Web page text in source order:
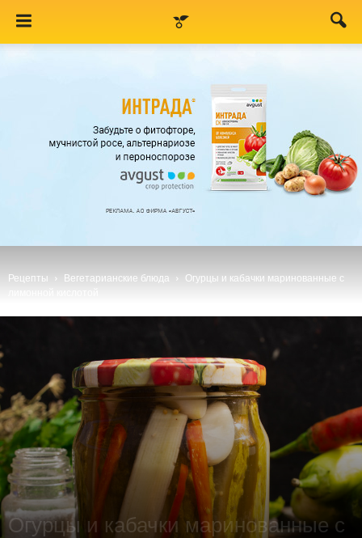
Рецепты Вегетарианские блюда
Огурцы и кабачки маринованные с
Огурцы и кабачки маринованные с